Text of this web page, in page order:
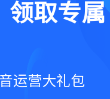
领取专属
运营大礼包